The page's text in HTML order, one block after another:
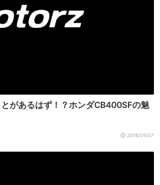
があるはず！？ホンダCB400SFの魅
2018/05/07